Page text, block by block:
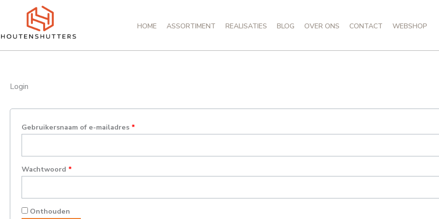
HOME ASSORTIMENT REALISATIES BLOG OVER ONS CONTACT WEBSHOP
Login
Gebruikersnaam of e-mailadres *
Wachtwoord *
Onthouden